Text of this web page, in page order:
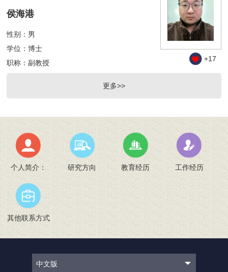
侯海港
性别：男
学位：博士
职称：副教授
+17
更多>>
个人简介： 研究方向 教育经历 工作经历
其他联系方式
中文版